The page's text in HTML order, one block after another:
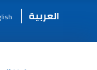
العربية